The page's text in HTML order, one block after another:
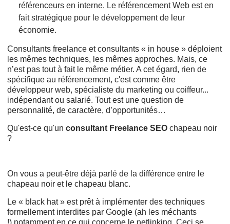
référenceurs en interne. Le référencement Web est en
fait stratégique pour le développement de leur
économie.
Consultants freelance et consultants « in house » déploient
les mêmes techniques, les mêmes approches. Mais, ce
n’est pas tout à fait le même métier. A cet égard, rien de
spécifique au référencement, c'est comme être
développeur web, spécialiste du marketing ou coiffeur...
indépendant ou salarié. Tout est une question de
personnalité, de caractère, d’opportunités…
Qu'est-ce qu'unconsultant Freelance SEOchapeau noir
?
On vous a peut-être déjà parlé de la différence entre le
chapeau noir et le chapeau blanc.
Le « black hat » est prêt à implémenter des techniques
formellement interdites par Google (ah les méchants
!).notamment en ce qui concerne le netlinking. Ceci se